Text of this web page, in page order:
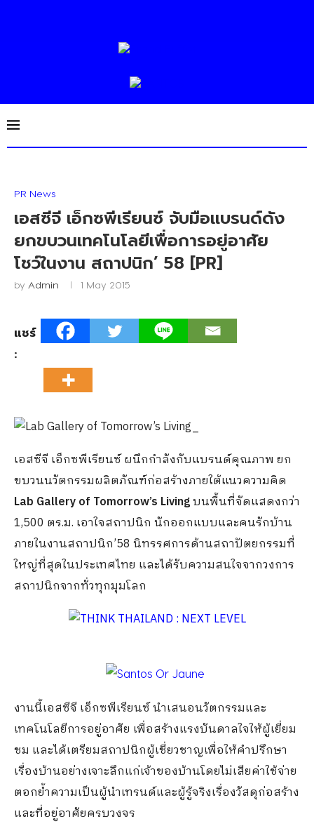
PR News
เอสซีจี เอ็กซพีเรียนซ์ จับมือแบรนด์ดัง
ยกขบวนเทคโนโลยีเพื่อการอยู่อาศัย
โชว์ในงาน สถาปนิก’ 58 [PR]
by Admin 1 May 2015
แชร์
:
เอสซีจี เอ็กซพีเรียนซ์ ผนึกกำลังกับแบรนด์คุณภาพ ยก
ขบวนนวัตกรรมผลิตภัณฑ์ก่อสร้างภายใต้แนวความคิด
Lab Gallery of Tomorrow’s Livingบนพื้นที่จัดแสดงกว่า
1,500 ตร.ม. เอาใจสถาปนิก นักออกแบบและคนรักบ้าน
ภายในงานสถาปนิก’58 นิทรรศการด้านสถาปัตยกรรมที่
ใหญ่ที่สุดในประเทศไทย และได้รับความสนใจจากวงการ
สถาปนิกจากทั่วทุกมุมโลก
งานนี้เอสซีจี เอ็กซพีเรียนซ์ นำเสนอนวัตกรรมและ
เทคโนโลยีการอยู่อาศัย เพื่อสร้างแรงบันดาลใจให้ผู้เยี่ยม
ชม และได้เตรียมสถาปนิกผู้เชี่ยวชาญเพื่อให้คำปรึกษา
เรื่องบ้านอย่างเจาะลึกแก่เจ้าของบ้านโดยไม่เสียค่าใช้จ่าย
ตอกย้ำความเป็นผู้นำเทรนด์และผู้รู้จริงเรื่องวัสดุก่อสร้าง
และที่อยู่อาศัยครบวงจร